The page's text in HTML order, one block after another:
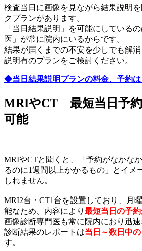
検査当日に画像を見ながら結果説明
クプランがあります。
「当日結果説明」を可能にしている
医」が常に院内にいるからです。
結果が届くまでの不安を少しでも解
説明有のプランをご検討ください。
◆当日結果説明プランの料金、予約
MRIやCT 最短当日予
可能
MRIやCTと聞くと、「予約がなかな
るのに1週間以上かかるもの」とイメ
しれません。
MRI2台・CT1台を設置しており、月
能なため、内容により 最短当日の予
画像診断専門医も常に院内におり迅速
診断結果のレポートは当日～数日中
す。